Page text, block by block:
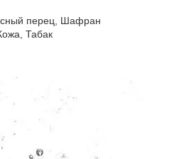
перец, Шафран
Табак